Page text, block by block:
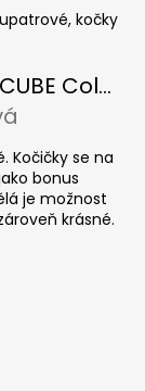
kočky
Škrabadlo pro kočky CUBE Colour
Kočičky se na
bonus
je možnost
krásné.